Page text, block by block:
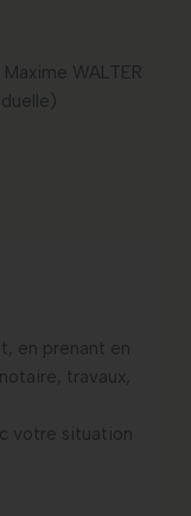
WALTER
en prenant en
travaux,
votre situation